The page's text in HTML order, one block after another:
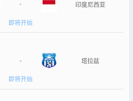
- 印度尼西亚
即将开始
- 塔拉兹
即将开始